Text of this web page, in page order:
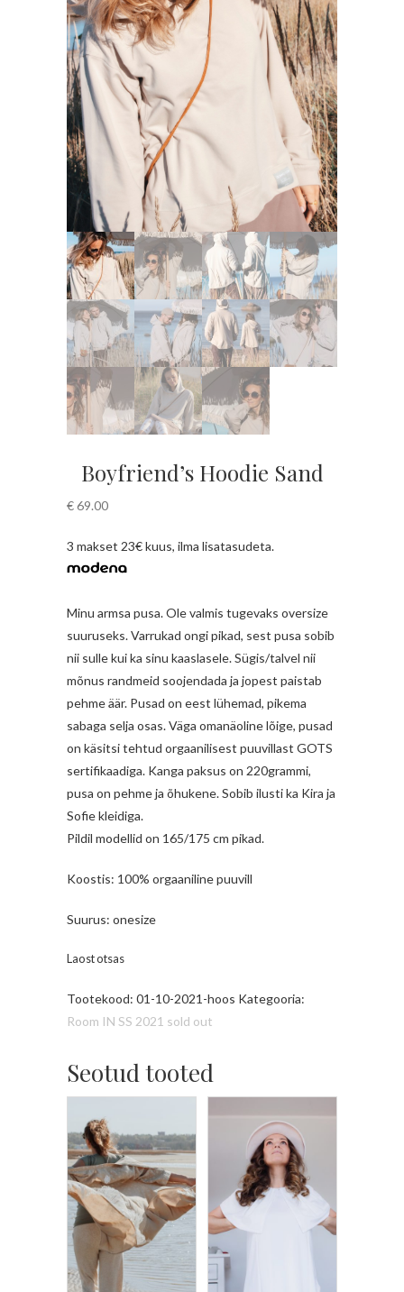
Boyfriend’s Hoodie Sand
€69.00
3 makset 23€ kuus, ilma lisatasudeta.
Minu armsa pusa. Ole valmis tugevaks oversize
suuruseks. Varrukad ongi pikad, sest pusa sobib
nii sulle kui ka sinu kaaslasele. Sügis/talvel nii
mõnus randmeid soojendada ja jopest paistab
pehme äär. Pusad on eest lühemad, pikema
sabaga selja osas. Väga omanäoline lõige, pusad
on käsitsi tehtud orgaanilisest puuvillast GOTS
sertifikaadiga. Kanga paksus on 220grammi,
pusa on pehme ja õhukene. Sobib ilusti ka Kira ja
Sofie kleidiga.
Pildil modellid on 165/175 cm pikad.
Koostis: 100% orgaaniline puuvill
Suurus: onesize
Laost otsas
Tootekood: 01-10-2021-hoos Kategooria:
Room IN SS 2021 sold out
Seotud tooted